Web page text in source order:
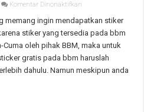
Komentar Dinonaktifkan
Dapatkan
BBM
Gratis
dengan
BBM
Mod
Versi
memang ingin mendapatkan stiker
stiker yang tersedia pada bbm
oleh pihak BBM, maka untuk
gratis pada bbm haruslah
dahulu. Namun meskipun anda